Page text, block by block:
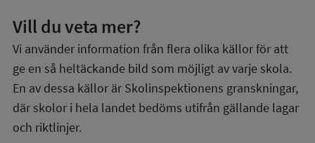
Vill du veta mer?
Vi använder information från flera olika källor för att
ge en så heltäckande bild som möjligt av varje skola.
En av dessa källor är Skolinspektionens granskningar,
där skolor i hela landet bedöms utifrån gällande lagar
och riktlinjer.